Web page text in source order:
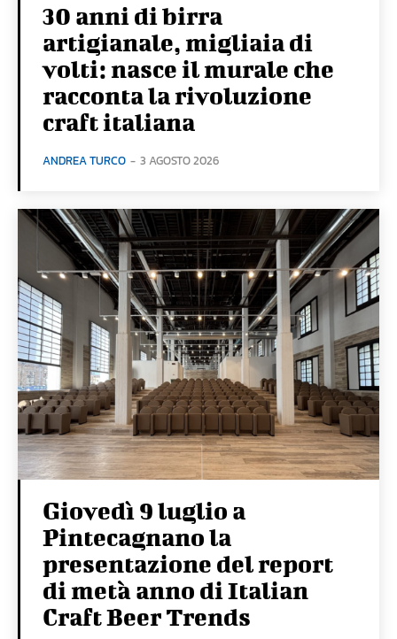
30 anni di birra
artigianale, migliaia di
volti: nasce il murale che
racconta la rivoluzione
craft italiana
ANDREA TURCO - 3 AGOSTO 2026
Giovedì 9 luglio a
Pintecagnano la
presentazione del report
di metà anno di Italian
Craft Beer Trends